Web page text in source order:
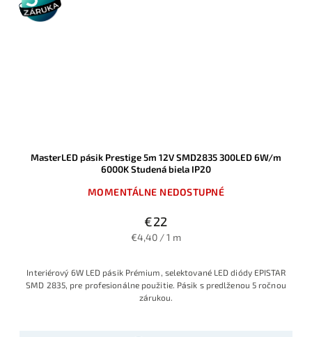
MasterLED pásik Prestige 5m 12V SMD2835 300LED 6W/m
6000K Studená biela IP20
MOMENTÁLNE NEDOSTUPNÉ
€22
€4,40 / 1 m
Interiérový 6W LED pásik Prémium, selektované LED diódy EPISTAR
SMD 2835, pre profesionálne použitie. Pásik s predlženou 5 ročnou
zárukou.